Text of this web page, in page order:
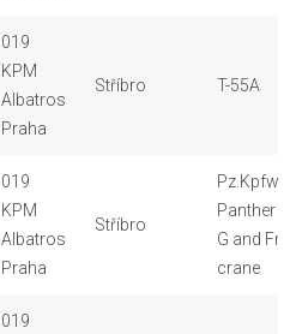
019
KPM
Albatros
Praha
Stříbro T-55A
019
KPM
Albatros
Praha
Stříbro
Pz.Kpfw.V
Panther
G and Fries
crane
019